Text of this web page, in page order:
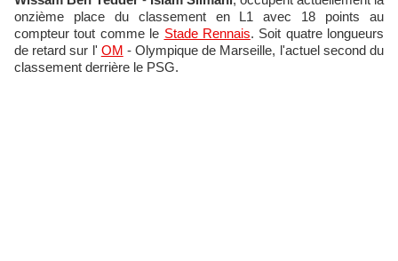
onzième place du classement en L1 avec 18 points au
compteur tout comme le Stade Rennais. Soit quatre longueurs
de retard sur l' OM - Olympique de Marseille, l'actuel second du
classement derrière le PSG.